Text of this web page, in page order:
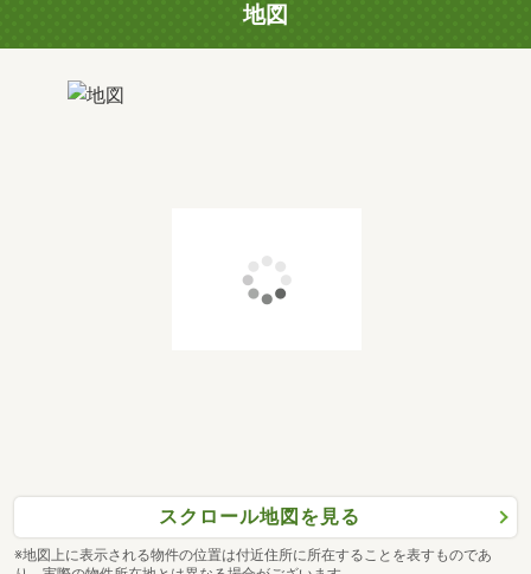
地図
スクロール地図を見る
※地図上に表示される物件の位置は付近住所に所在することを表すものであ